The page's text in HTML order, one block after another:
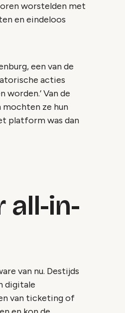
worstelden met
en eindeloos
een van de
acties
Van de
ze hun
platform was dan
all-in-
van nu. Destijds
digitale
van ticketing of